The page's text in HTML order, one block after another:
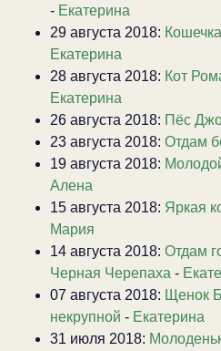
- Екатерина
29 августа 2018:
Екатерина
28 августа 2018: Кот
Екатерина
26 августа 2018: Пёс
23 августа 2018: Отдам
19 августа 2018:
Алена
15 августа 2018: Яркая
Мария
14 августа 2018: Отдам
Черная Черепаха -
07 августа 2018: Щенок
некрупной - Екатерина
31 июля 2018: